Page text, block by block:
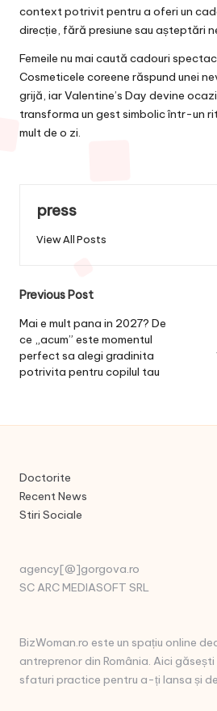
context potrivit pentru a oferi un
direcție, fără presiune sau așteptări
Femeile nu mai caută cadouri
Cosmeticele coreene răspund unei
grijă, iar Valentine’s Day devine
transforma un gest simbolic într-un
mult de o zi.
press
View All Posts
Post
navigation
Previous Post
Mai e mult pana in 2027? De
ce „acum” este momentul
perfect sa alegi gradinita
potrivita pentru copilul tau
Doctorite
Recent News
Stiri Sociale
agency[@]gorgova.ro
SC ARC MEDIASOFT SRL
BizWoman.ro este un spațiu online
antreprenor din România. Aici
sfaturi practice pentru a-ți lansa și